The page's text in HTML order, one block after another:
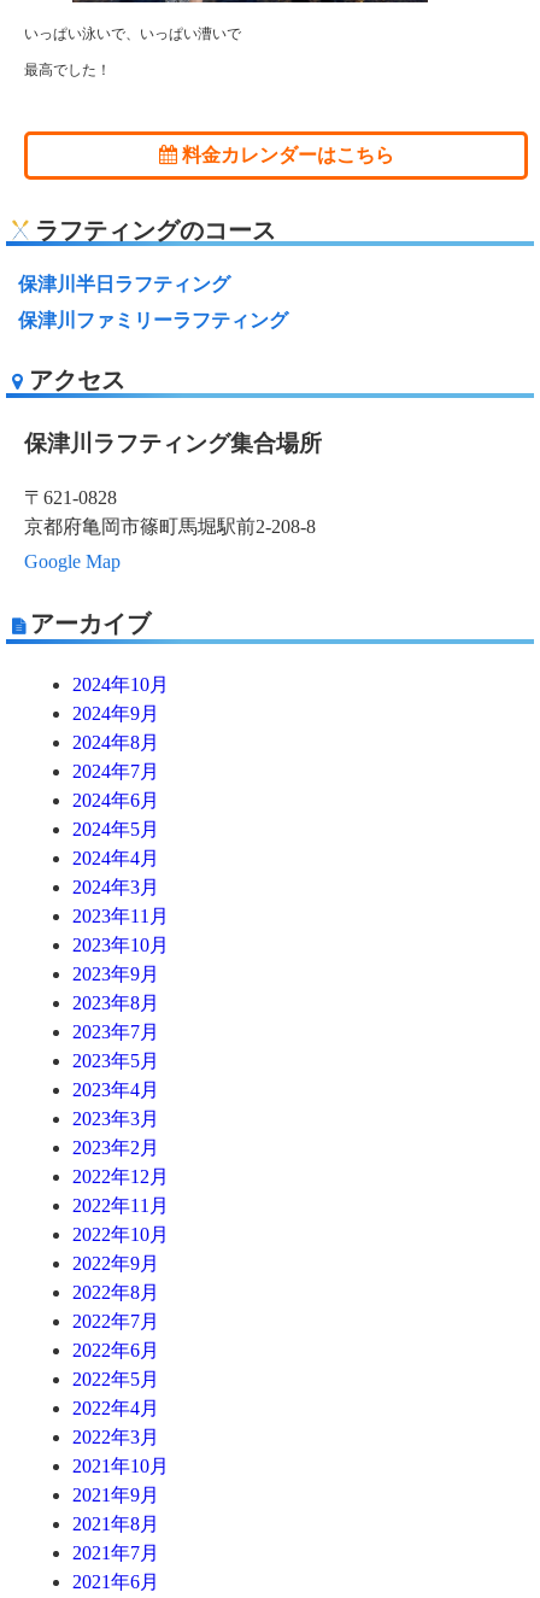
いっぱい泳いで、いっぱい漕いで
最高でした！
料金カレンダーはこちら
ラフティングのコース
保津川半日ラフティング
保津川ファミリーラフティング
アクセス
保津川ラフティング集合場所
〒621-0828
京都府亀岡市篠町馬堀駅前2-208-8
Google Map
アーカイブ
2024年10月
2024年9月
2024年8月
2024年7月
2024年6月
2024年5月
2024年4月
2024年3月
2023年11月
2023年10月
2023年9月
2023年8月
2023年7月
2023年5月
2023年4月
2023年3月
2023年2月
2022年12月
2022年11月
2022年10月
2022年9月
2022年8月
2022年7月
2022年6月
2022年5月
2022年4月
2022年3月
2021年10月
2021年9月
2021年8月
2021年7月
2021年6月